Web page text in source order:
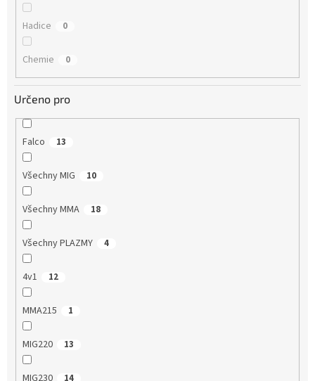
Hadice 0
Chemie 0
Určeno pro
Falco 13
Všechny MIG 10
Všechny MMA 18
Všechny PLAZMY 4
4v1 12
MMA215 1
MIG220 13
14